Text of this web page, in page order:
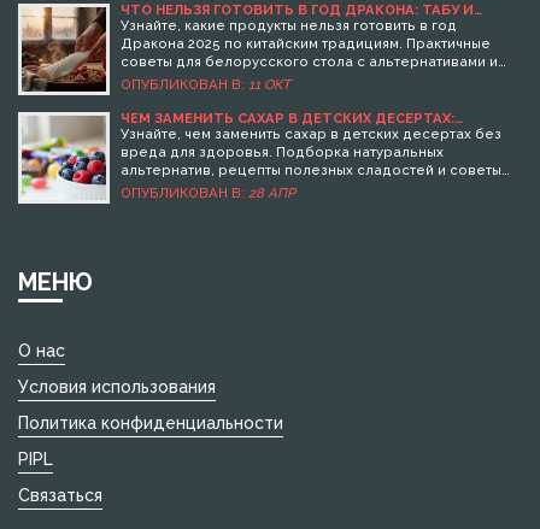
ЧТО НЕЛЬЗЯ ГОТОВИТЬ В ГОД ДРАКОНА: ТАБУ И
АЛЬТЕРНАТИВЫ ДЛЯ УДАЧНОГО НОВОГО ГОДА
Узнайте, какие продукты нельзя готовить в год
Дракона 2025 по китайским традициям. Практичные
советы для белорусского стола с альтернативами и
проверенными рецептами. Избегайте ошибок,
ОПУБЛИКОВАН В: 11 ОКТ
ЧЕМ ЗАМЕНИТЬ САХАР В ДЕТСКИХ ДЕСЕРТАХ:
ПОЛЕЗНЫЕ И ВКУСНЫЕ АЛЬТЕРНАТИВЫ
Узнайте, чем заменить сахар в детских десертах без
вреда для здоровья. Подборка натуральных
альтернатив, рецепты полезных сладостей и советы
по изменению вкусовых привычек детей.
ОПУБЛИКОВАН В: 28 АПР
МЕНЮ
О нас
Условия использования
Политика конфиденциальности
PIPL
Связаться